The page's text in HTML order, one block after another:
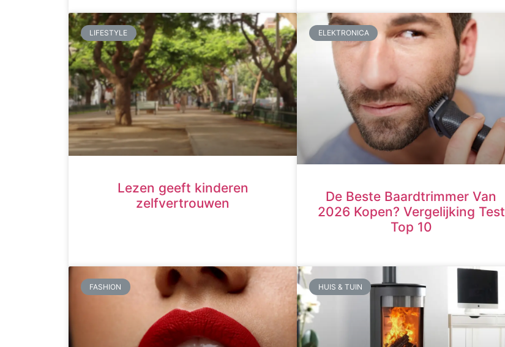
LIFESTYLE
Lezen geeft kinderen
zelfvertrouwen
ELEKTRONICA
De Beste Baardtrimmer Van
2026 Kopen? Vergelijking Test
Top 10
FASHION HUIS & TUIN